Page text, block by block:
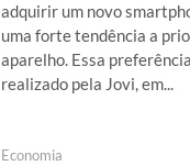
adquirir um novo
uma forte tendência a
aparelho. Essa
realizado pela Jovi, em...
Economia